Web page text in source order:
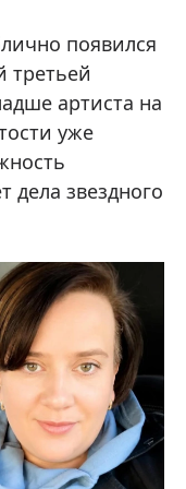
появился
третьей
артиста на
уже
дела звездного